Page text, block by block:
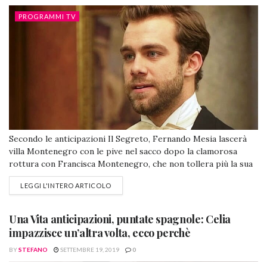
PROGRAMMI TV
Secondo le anticipazioni Il Segreto, Fernando Mesia lascerà
villa Montenegro con le pive nel sacco dopo la clamorosa
rottura con Francisca Montenegro, che non tollera più la sua
sgradevole presenza. A Puente Viejo si diffonde intanto la
notizia dell'imminente matrimonio fra Elsa ed Alvaro, mentre
Per i due...
LEGGI L'INTERO ARTICOLO
Una Vita anticipazioni, puntate spagnole: Celia
impazzisce un’altra volta, ecco perchè
BYSTEFANO SETTEMBRE 19, 2019 0